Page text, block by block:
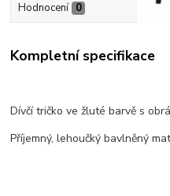
Hodnocení 0
Kompletní specifikace
Dívčí tričko ve žluté barvě s
Příjemný, lehoučký bavlněný